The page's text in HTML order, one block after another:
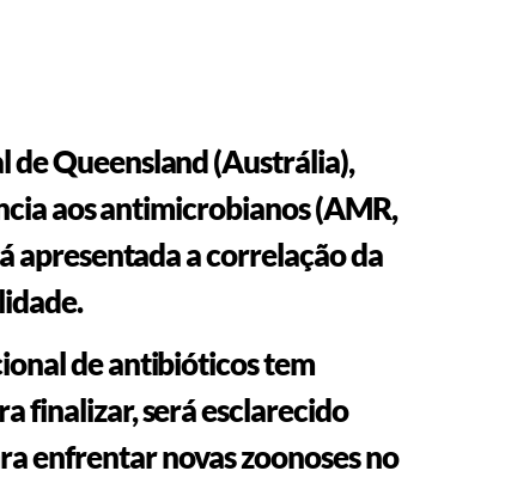
de Queensland (Austrália),
aos antimicrobianos (AMR,
apresentada a correlação da
de antibióticos tem
finalizar, será esclarecido
enfrentar novas zoonoses no